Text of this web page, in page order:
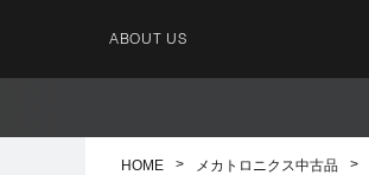
ABOUT US
HOME メカトロニクス中古品